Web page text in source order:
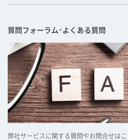
質問フォーラム･よくある質問
弊社サービスに関する質問やお問合せは